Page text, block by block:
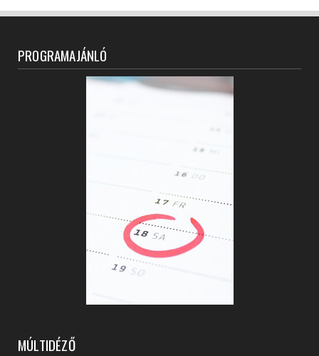
PROGRAMAJÁNLÓ
MÚLTIDÉZŐ